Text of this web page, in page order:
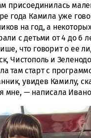
присоединилась
года Камила уже
на год, а
с детьми от 4 до 6
что говорит о ее
Чистополь и
там старт с
увидев Камилу,
— написала